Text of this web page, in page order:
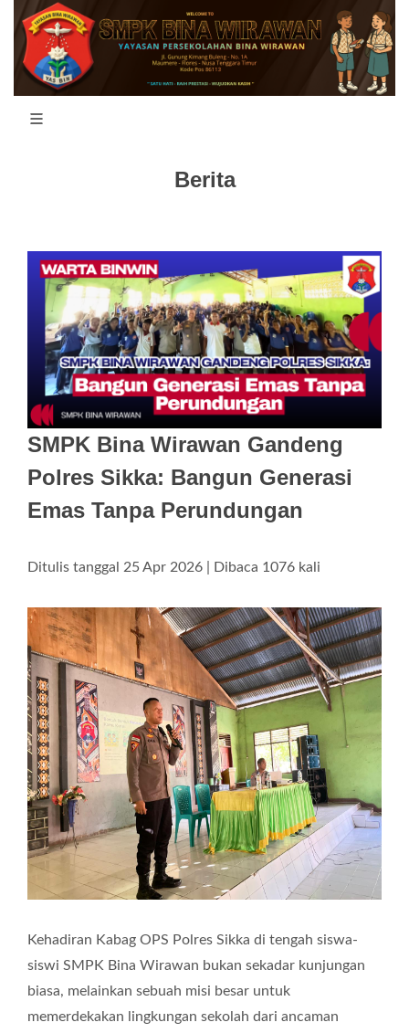
Berita
SMPK Bina Wirawan Gandeng
Polres Sikka: Bangun Generasi
Emas Tanpa Perundungan
Ditulis tanggal 25 Apr 2026 | Dibaca 1076 kali
Kehadiran Kabag OPS Polres Sikka di tengah siswa-
siswi SMPK Bina Wirawan bukan sekadar kunjungan
biasa, melainkan sebuah misi besar untuk
memerdekakan lingkungan sekolah dari ancaman